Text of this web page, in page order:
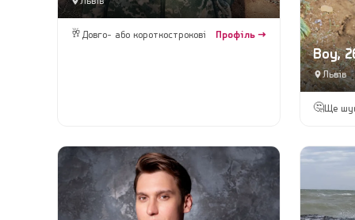
🥂 Довго- або короткострокові Профіль →
Boy,
Львів
🤔Ще